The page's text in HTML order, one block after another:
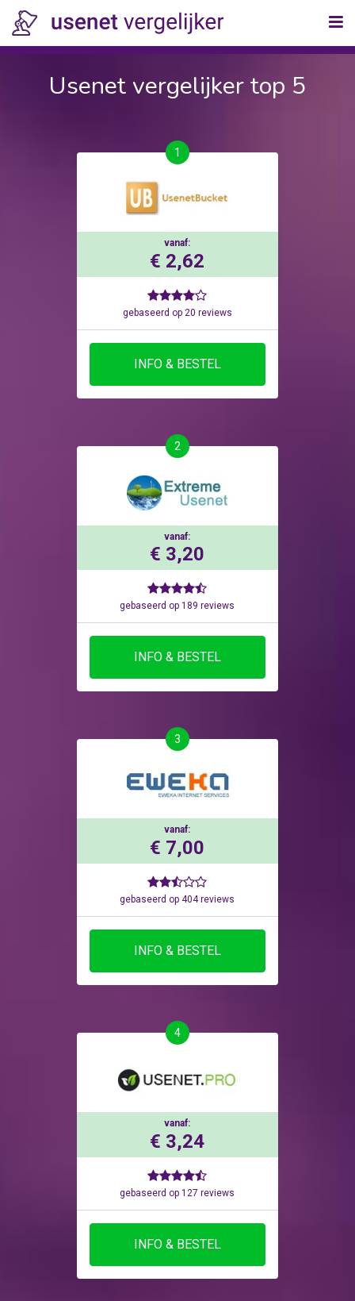
Usenet vergelijker top 5
1
vanaf:
€ 2,62
gebaseerd op 20 reviews
INFO & BESTEL
2
vanaf:
€ 3,20
gebaseerd op 189 reviews
INFO & BESTEL
3
vanaf:
€ 7,00
gebaseerd op 404 reviews
INFO & BESTEL
4
vanaf:
€ 3,24
gebaseerd op 127 reviews
INFO & BESTEL